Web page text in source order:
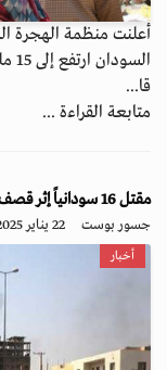
أعلنت منظمة الهجرة
قا...
متابعة القراءة ...
مقتل 16 سودانياً إثر قصف قوات الدعم السريع مخيم نازحين بدارفور
جسور بوست 22 يناير 2025 - 00:17
أخبار